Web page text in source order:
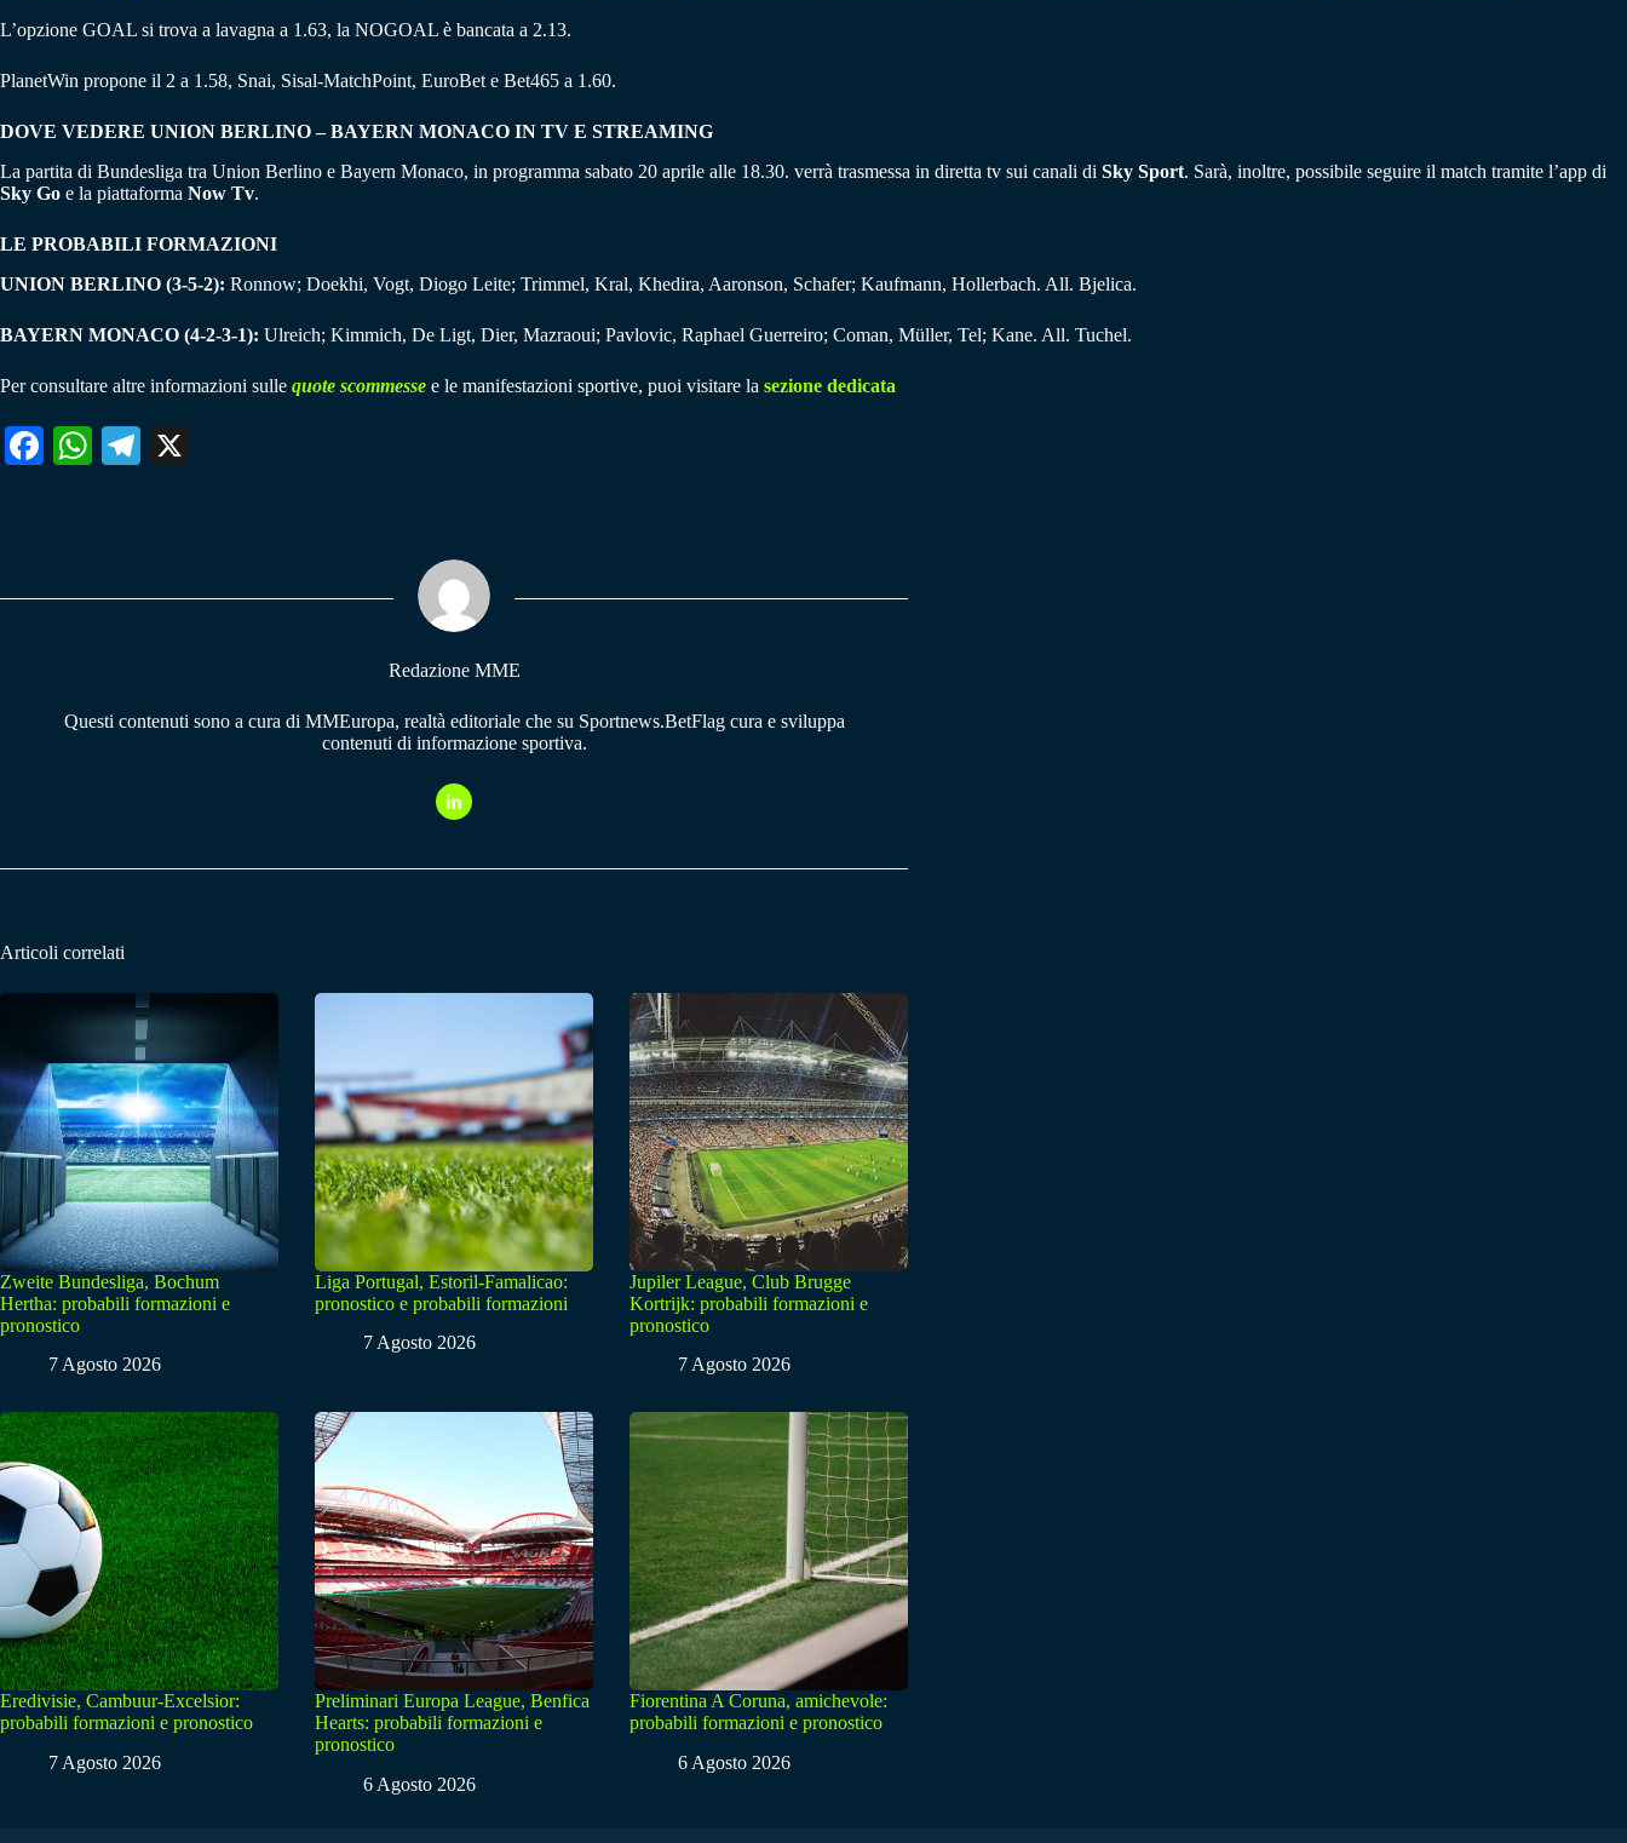
L’opzione GOAL si trova a lavagna a 1.63, la NOGOAL è bancata a 2.13.
PlanetWin propone il 2 a 1.58, Snai, Sisal-MatchPoint, EuroBet e Bet465 a 1.60.
DOVE VEDERE UNION BERLINO – BAYERN MONACO IN TV E STREAMING
La partita di Bundesliga tra Union Berlino e Bayern Monaco, in programma sabato 20 aprile alle 18.30. verrà trasmessa in diretta tv sui canali di Sky Sport. Sarà, inoltre, possibile seguire il match tramite l’app di
Sky Go e la piattaforma Now Tv.
LE PROBABILI FORMAZIONI
UNION BERLINO (3-5-2): Ronnow; Doekhi, Vogt, Diogo Leite; Trimmel, Kral, Khedira, Aaronson, Schafer; Kaufmann, Hollerbach. All. Bjelica.
BAYERN MONACO (4-2-3-1): Ulreich; Kimmich, De Ligt, Dier, Mazraoui; Pavlovic, Raphael Guerreiro; Coman, Müller, Tel; Kane. All. Tuchel.
Per consultare altre informazioni sulle quote scommesse e le manifestazioni sportive, puoi visitare la sezione dedicata
Fa W
pp
Te
m
Redazione MME
Questi contenuti sono a cura di MMEuropa, realtà editoriale che su Sportnews.BetFlag cura e sviluppa
contenuti di informazione sportiva.
Articoli correlati
Zweite Bundesliga, Bochum
Hertha: probabili formazioni e
pronostico
7 Agosto 2026
Liga Portugal, Estoril-Famalicao:
pronostico e probabili formazioni
7 Agosto 2026
Jupiler League, Club Brugge
Kortrijk: probabili formazioni e
pronostico
7 Agosto 2026
Eredivisie, Cambuur-Excelsior:
probabili formazioni e pronostico
7 Agosto 2026
Preliminari Europa League, Benfica
Hearts: probabili formazioni e
pronostico
6 Agosto 2026
Fiorentina A Coruna, amichevole:
probabili formazioni e pronostico
6 Agosto 2026